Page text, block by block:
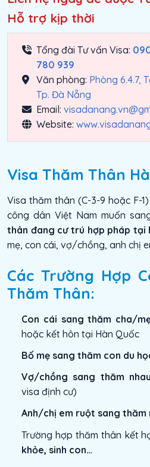
Hỗ trợ kịp thời
Tổng đài Tư vấn Visa:
780 939
Văn phòng: Phòng 6.4.7,
Tp. Đà Nẵng
Email:
Website:
Visa Thăm Thân
Visa thăm thân (C-3-9 hoặc F-
công dân Việt Nam muốn
thân đang cư trú hợp pháp tại
mẹ, con cái, vợ/chồng, anh chị
Các Trường Hợp
Thăm Thân:
Con cái sang thăm cha/
hoặc kết hôn tại Hàn Quốc
Bố mẹ sang thăm con du
Vợ/chồng sang thăm nhau
visa định cư)
Anh/chị em ruột sang thăm
Trường hợp thăm thân kết
khỏe, sinh con…